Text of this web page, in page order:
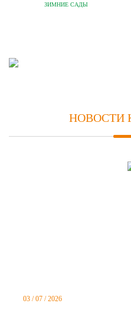
ЗИМНИЕ САДЫ
НОВОСТИ
03 / 07 / 2026